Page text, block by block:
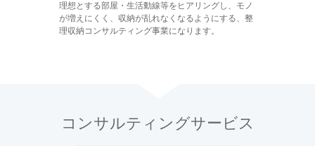
理想とする部屋・生活動線等をヒアリングし、モノ
が増えにくく、収納が乱れなくなるようにする、整
理収納コンサルティング事業になります。
コンサルティングサービス